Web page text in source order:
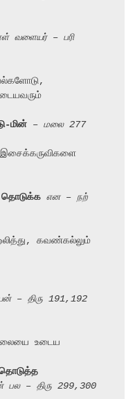
வளையர் – பரி
மின் – மலை 277
இசைக்கருவிகளை
தொடுக்க என – நற்
கவண்கல்லும்
– திரு 191,192
உடைய
– திரு 299,300